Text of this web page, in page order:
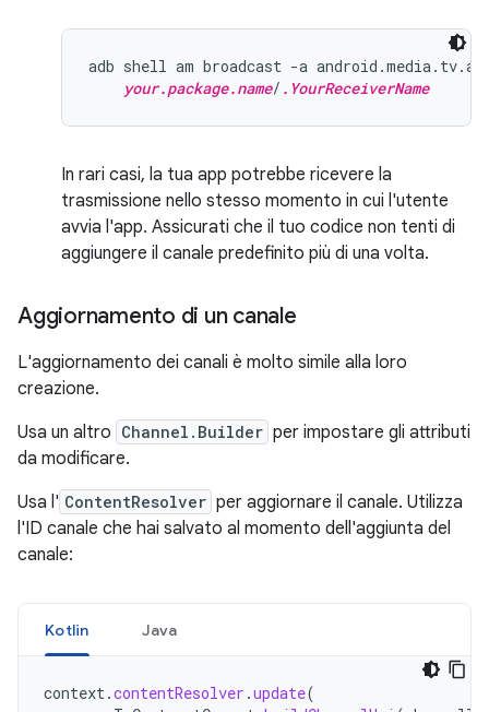
adb shell am broadcast -a
your.package.name/ .YourReceiverName
In rari casi, la tua app potrebbe ricevere la
trasmissione nello stesso momento in cui l'utente
avvia l'app. Assicurati che il tuo codice non tenti di
aggiungere il canale predefinito più di una volta.
Aggiornamento di un canale
L'aggiornamento dei canali è molto simile alla loro
creazione.
Usa un altro Channel.Builder per impostare gli attributi
da modificare.
Usa l' ContentResolver per aggiornare il canale. Utilizza
l'ID canale che hai salvato al momento dell'aggiunta del
canale:
Kotlin Java
context.contentResolver .update(